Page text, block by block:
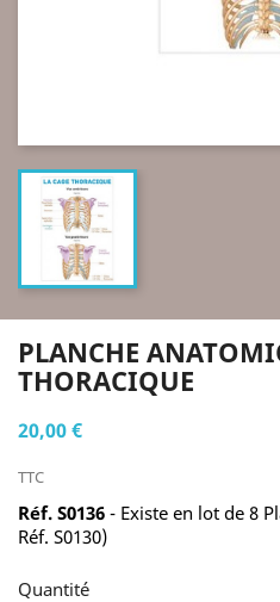
PLANCHE
THORACIQUE
20,00 €
TTC
Réf. S0136 - Existe en lot de 8
Réf. S0130)
Quantité